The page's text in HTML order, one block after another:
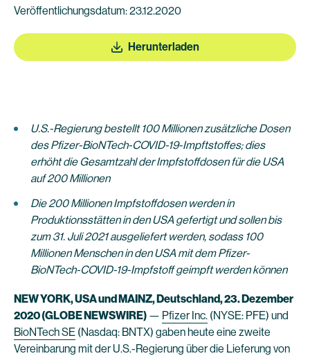
Veröffentlichungsdatum: 23.12.2020
Herunterladen
U.S.-Regierung bestellt 100 Millionen zusätzliche Dosen
des Pfizer-BioNTech-COVID-19-Impftstoffes; dies
erhöht die Gesamtzahl der Impfstoffdosen für die USA
auf 200 Millionen
Die 200 Millionen Impfstoffdosen werden in
Produktionsstätten in den USA gefertigt und sollen bis
zum 31. Juli 2021 ausgeliefert werden, sodass 100
Millionen Menschen in den USA mit dem Pfizer-
BioNTech-COVID-19-Impfstoff geimpft werden können
NEW YORK, USA und MAINZ, Deutschland, 23. Dezember
2020 (GLOBE NEWSWIRE) — Pfizer Inc. (NYSE: PFE) und
BioNTech SE (Nasdaq: BNTX) gaben heute eine zweite
Vereinbarung mit der U.S.-Regierung über die Lieferung von